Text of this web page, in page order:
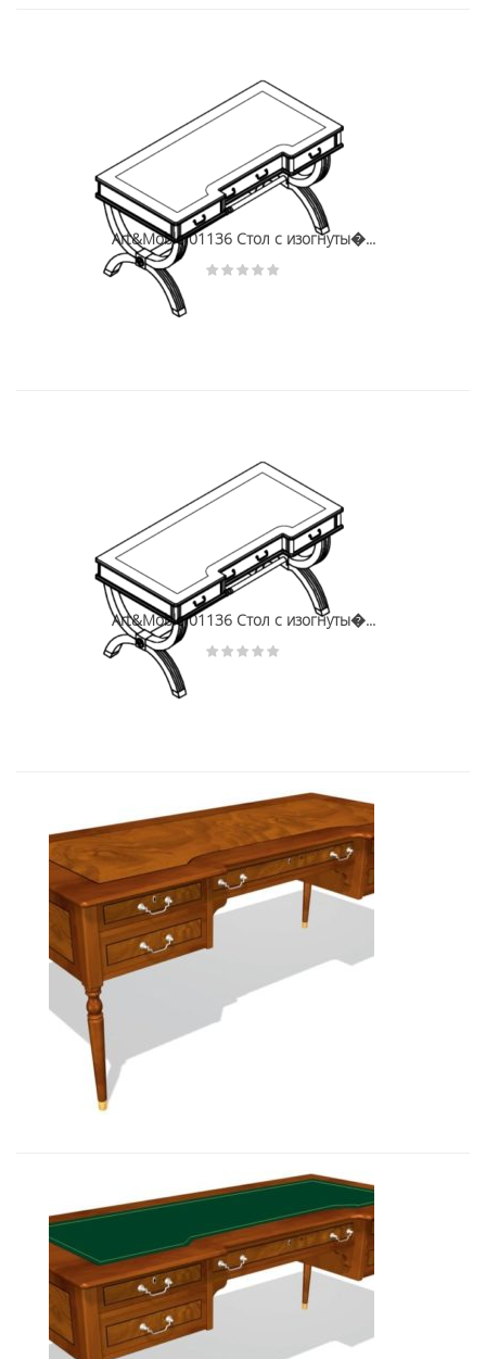
Art&Moble 01136 Стол с изогнуты�...
Art&Moble 01136 Стол с изогнуты�...
Art&Moble 01125 Стол руководите...